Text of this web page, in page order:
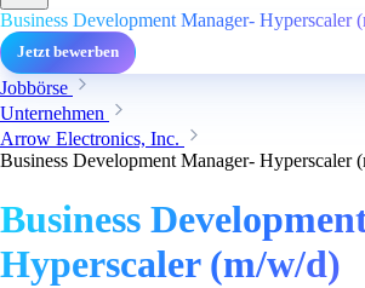
Business Development Manager- Hyperscaler
Jetzt bewerben
Jobbörse
Unternehmen
Arrow Electronics, Inc.
Business Development Manager- Hyperscaler
Business
Hyperscaler (m/w/d)